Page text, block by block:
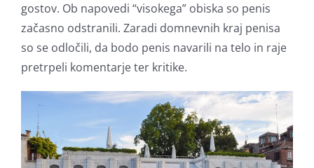
gostov. Ob napovedi “visokega” obiska so penis
začasno odstranili. Zaradi domnevnih kraj penisa
so se odločili, da bodo penis navarili na telo in raje
pretrpeli komentarje ter kritike.